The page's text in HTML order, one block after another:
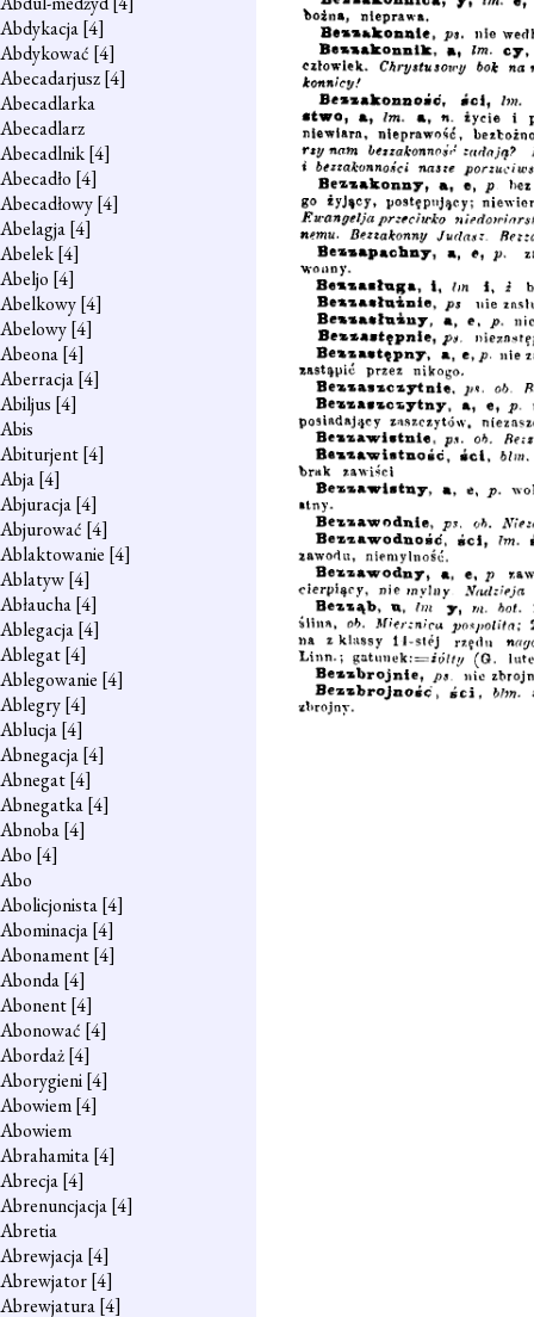
Abdykacja[4]
Abdykować [4]
Abecadarjusz[4]
Abecadlarka
Abecadlarz
Abecadlnik[4]
Abecadło [4]
Abecadłowy[4]
Abelagja[4]
Abelek[4]
Abeljo [4]
Abelkowy[4]
Abelowy[4]
Abeona[4]
Aberracja[4]
Abiljus [4]
Abis
Abiturjent[4]
Abja[4]
Abjuracja[4]
Abjurować [4]
Ablaktowanie [4]
Ablatyw[4]
Abłaucha[4]
Ablegacja[4]
Ablegat[4]
Ablegowanie [4]
Ablegry[4]
Ablucja[4]
Abnegacja[4]
Abnegat[4]
Abnegatka[4]
Abnoba[4]
Abo [4]
Abo
Abolicjonista[4]
Abominacja[4]
Abonament[4]
Abonda[4]
Abonent[4]
Abonować [4]
Abordaż[4]
Aborygieni[4]
Abowiem[4]
Abowiem
Abrahamita[4]
Abrecja[4]
Abrenuncjacja[4]
Abretia
Abrewjacja[4]
Abrewjator[4]
Abrewjatura[4]